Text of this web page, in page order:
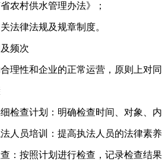
农村供水管理办法》；
法律法规及规章制度。
频次
理性和企业的正常运营，原则上对
细检查计划：明确检查时间、对象、内
法人员培训：提高执法人员的法律素养
查：按照计划进行检查，记录检查结